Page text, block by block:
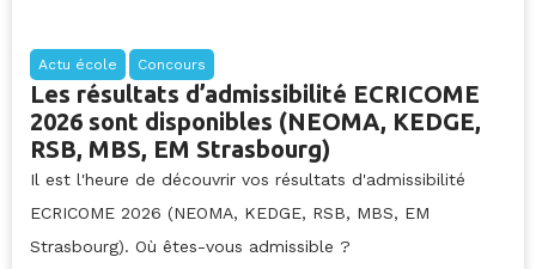
Actu école Concours
Les résultats d’admissibilité ECRICOME
2026 sont disponibles (NEOMA, KEDGE,
RSB, MBS, EM Strasbourg)
Il est l'heure de découvrir vos résultats d'admissibilité
ECRICOME 2026 (NEOMA, KEDGE, RSB, MBS, EM
Strasbourg). Où êtes-vous admissible ?